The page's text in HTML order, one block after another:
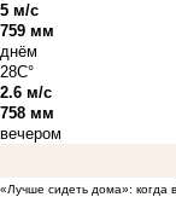
5 м/с
759 мм
днём
28C°
2.6 м/с
758 мм
вечером
«Лучше сидеть дома»: когда